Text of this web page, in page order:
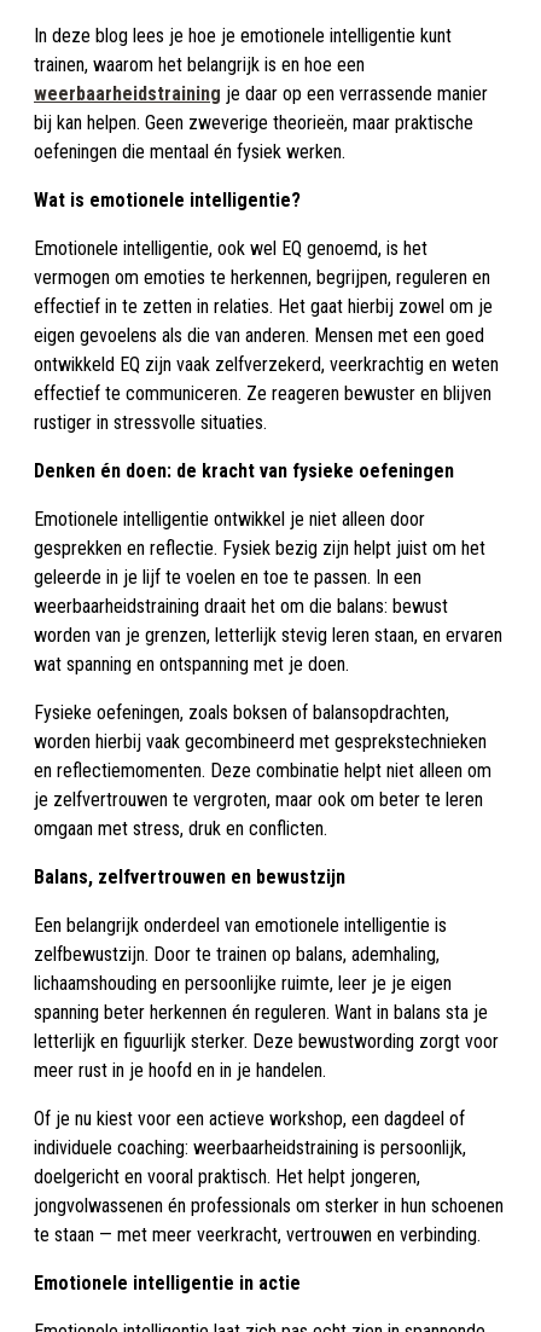
In deze blog lees je hoe je emotionele intelligentie kunt
trainen, waarom het belangrijk is en hoe een
weerbaarheidstraining je daar op een verrassende manier
bij kan helpen. Geen zweverige theorieën, maar praktische
oefeningen die mentaal én fysiek werken.
Wat is emotionele intelligentie?
Emotionele intelligentie, ook wel EQ genoemd, is het
vermogen om emoties te herkennen, begrijpen, reguleren en
effectief in te zetten in relaties. Het gaat hierbij zowel om je
eigen gevoelens als die van anderen. Mensen met een goed
ontwikkeld EQ zijn vaak zelfverzekerd, veerkrachtig en weten
effectief te communiceren. Ze reageren bewuster en blijven
rustiger in stressvolle situaties.
Denken én doen: de kracht van fysieke oefeningen
Emotionele intelligentie ontwikkel je niet alleen door
gesprekken en reflectie. Fysiek bezig zijn helpt juist om het
geleerde in je lijf te voelen en toe te passen. In een
weerbaarheidstraining draait het om die balans: bewust
worden van je grenzen, letterlijk stevig leren staan, en ervaren
wat spanning en ontspanning met je doen.
Fysieke oefeningen, zoals boksen of balansopdrachten,
worden hierbij vaak gecombineerd met gesprekstechnieken
en reflectiemomenten. Deze combinatie helpt niet alleen om
je zelfvertrouwen te vergroten, maar ook om beter te leren
omgaan met stress, druk en conflicten.
Balans, zelfvertrouwen en bewustzijn
Een belangrijk onderdeel van emotionele intelligentie is
zelfbewustzijn. Door te trainen op balans, ademhaling,
lichaamshouding en persoonlijke ruimte, leer je je eigen
spanning beter herkennen én reguleren. Want in balans sta je
letterlijk en figuurlijk sterker. Deze bewustwording zorgt voor
meer rust in je hoofd en in je handelen.
Of je nu kiest voor een actieve workshop, een dagdeel of
individuele coaching: weerbaarheidstraining is persoonlijk,
doelgericht en vooral praktisch. Het helpt jongeren,
jongvolwassenen én professionals om sterker in hun schoenen
te staan — met meer veerkracht, vertrouwen en verbinding.
Emotionele intelligentie in actie